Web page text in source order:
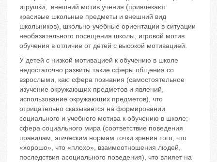
игрушки, внешний мотив учения (привлекают
красивые школьные предметы и внешний вид
школьников), школьно-учебные ориентации в ситуации
необязательного посещения школы, игровой мотив
обучения в отличие от детей с высокой мотивацией.
У детей с низкой мотивацией к обучению в школе
недостаточно развиты такие сферы общения со
взрослыми, как: сфера познания (самостоятельное
изучение окружающих предметов и явлений,
использование окружающих предметов), что
отрицательно сказывается на формировании
социального и учебного мотива к обучению в школе;
сфера социального мира (соответствие поведения
правилам, этическим нормам точки зрения того, что
«хорошо», что «плохо», взаимоотношения людей,
последствия асоциального поведения), что влияет на